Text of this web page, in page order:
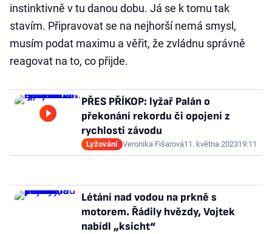
instinktivně v tu danou dobu. Já se k tomu tak
stavím. Připravovat se na nejhorší nemá smysl,
musím podat maximu a věřit, že zvládnu správně
reagovat na to, co přijde.
PŘES PŘÍKOP: lyžař Palán o
překonání rekordu či opojení z
rychlosti závodu
Lyžování Veronika Fišarová11. května 202319:11
Létání nad vodou na prkně s
motorem. Řádily hvězdy, Vojtek
nabídl „ksicht“